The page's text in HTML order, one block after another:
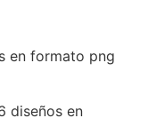
en formato png
diseños en